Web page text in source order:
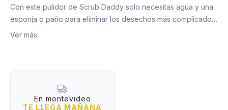
Con este pulidor de Scrub Daddy solo necesitas agua y una
esponja o paño para eliminar los desechos más complicados
de tus superficies.
- No solo limpia las superficies sino que además las protege
y les da brillo.
Ver más
En montevideo
TE LLEGA MAÑANA